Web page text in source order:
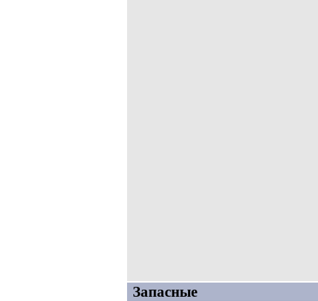
Запасные